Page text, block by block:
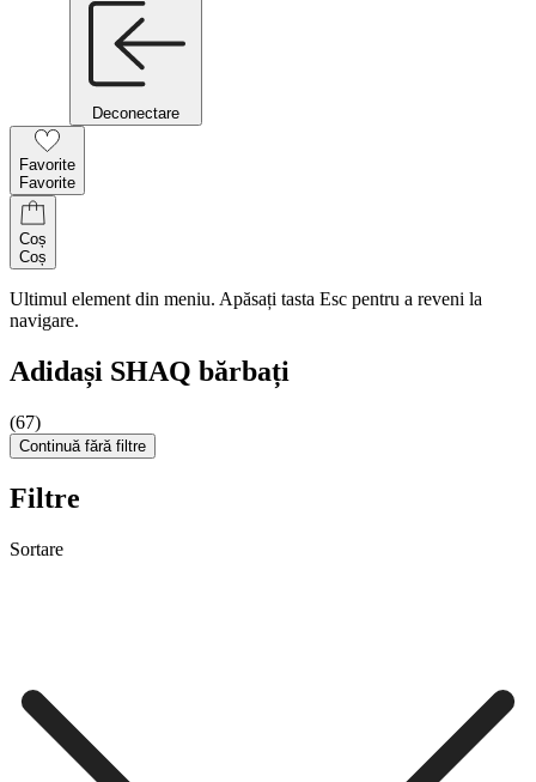
Deconectare
Favorite
Favorite
Coș
Coș
Ultimul element din meniu. Apăsați tasta Esc pentru a reveni la
navigare.
Adidași SHAQ bărbați
(67)
Continuă fără filtre
Filtre
Sortare